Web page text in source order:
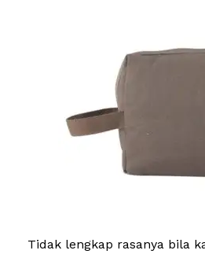
Tidak lengkap rasanya bila